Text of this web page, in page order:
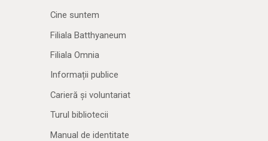
Cine suntem
Filiala Batthyaneum
Filiala Omnia
Informații publice
Carieră și voluntariat
Turul bibliotecii
Manual de identitate